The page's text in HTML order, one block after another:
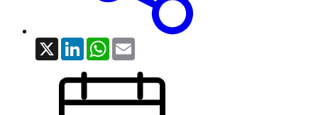
X LinkedInWhatsApp